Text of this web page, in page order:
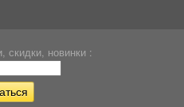
скидки, новинки :